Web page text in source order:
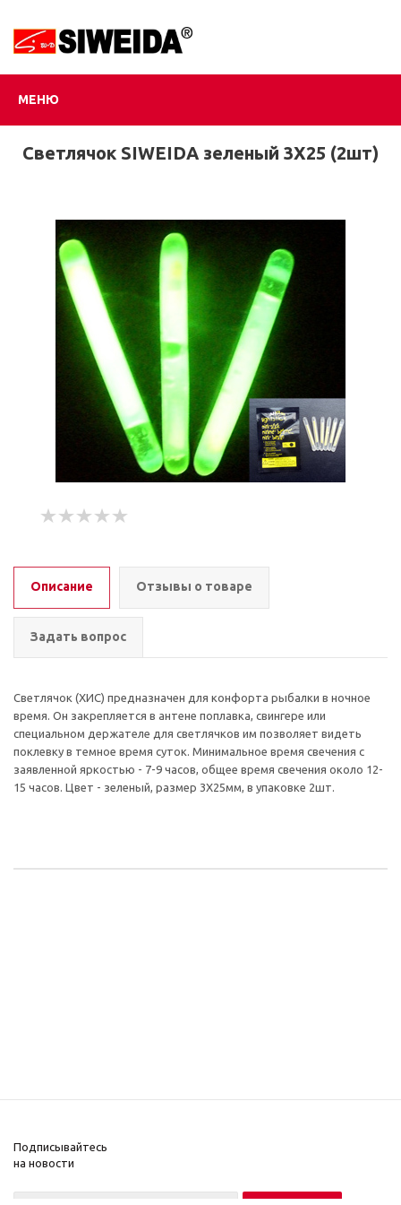
МЕНЮ
Светлячок SIWEIDA зеленый 3Х25 (2шт)
Описание Отзывы о товаре
Задать вопрос
Светлячок (ХИС) предназначен для конфорта рыбалки в ночное
время. Он закрепляется в антене поплавка, свингере или
специальном держателе для светлячков им позволяет видеть
поклевку в темное время суток. Минимальное время свечения с
заявленной яркостью - 7-9 часов, общее время свечения около 12-
15 часов. Цвет - зеленый, размер 3Х25мм, в упаковке 2шт.
Подписывайтесь
на новости